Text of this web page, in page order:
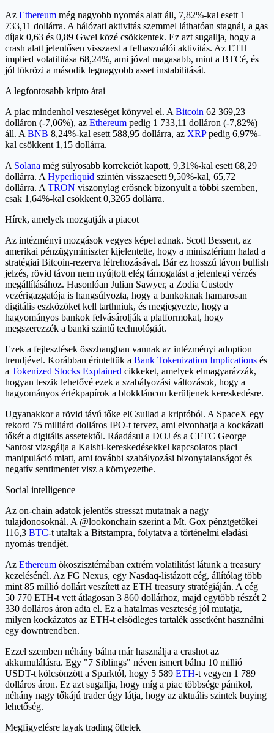
Az Ethereum még nagyobb nyomás alatt áll, 7,82%-kal esett 1
733,11 dollárra. A hálózati aktivitás szemmel láthatóan stagnál, a gas
díjak 0,63 és 0,89 Gwei közé csökkentek. Ez azt sugallja, hogy a
crash alatt jelentősen visszaest a felhasználói aktivitás. Az ETH
implied volatilitása 68,24%, ami jóval magasabb, mint a BTCé, és
jól tükrözi a második legnagyobb asset instabilitását.
A legfontosabb kripto árai
A piac mindenhol veszteséget könyvel el. A Bitcoin 62 369,23
dolláron (-7,06%), az Ethereum pedig 1 733,11 dolláron (-7,82%)
áll. A BNB 8,24%-kal esett 588,95 dollárra, az XRPpedig 6,97%-
kal csökkent 1,15 dollárra.
A Solana még súlyosabb korrekciót kapott, 9,31%-kal esett 68,29
dollárra. A Hyperliquid szintén visszaesett 9,50%-kal, 65,72
dollárra. A TRON viszonylag erősnek bizonyult a többi szemben,
csak 1,64%-kal csökkent 0,3265 dollárra.
Hírek, amelyek mozgatják a piacot
Az intézményi mozgások vegyes képet adnak. Scott Bessent, az
amerikai pénzügyminiszter kijelentette, hogy a minisztérium halad a
stratégiai Bitcoin-rezerva létrehozásával. Bár ez hosszú távon bullish
jelzés, rövid távon nem nyújtott elég támogatást a jelenlegi vérzés
megállításához. Hasonlóan Julian Sawyer, a Zodia Custody
vezérigazgatója is hangsúlyozta, hogy a bankoknak hamarosan
digitális eszközöket kell tarthniuk, és megjegyezte, hogy a
hagyományos bankok felvásárolják a platformokat, hogy
megszerezzék a banki szintű technológiát.
Ezek a fejlesztések összhangban vannak az intézményi adoption
trendjével. Korábban érintettük a Bank Tokenization Implications és
a Tokenized Stocks Explained cikkeket, amelyek elmagyarázzák,
hogyan teszik lehetővé ezek a szabályozási változások, hogy a
hagyományos értékpapírok a blokkláncon kerüljenek kereskedésre.
Ugyanakkor a rövid távú tőke elCsullad a kriptóból. A SpaceX egy
rekord 75 milliárd dolláros IPO-t tervez, ami elvonhatja a kockázati
tőkét a digitális assetektől. Ráadásul a DOJ és a CFTC George
Santost vizsgálja a Kalshi-kereskedésekkel kapcsolatos piaci
manipuláció miatt, ami további szabályozási bizonytalanságot és
negatív sentimentet visz a környezetbe.
Social intelligence
Az on-chain adatok jelentős stresszt mutatnak a nagy
tulajdonosoknál. A @lookonchain szerint a Mt. Gox pénztgetőkei
116,3 BTC-t utaltak a Bitstampra, folytatva a történelmi eladási
nyomás trendjét.
Az Ethereum ökoszisztémában extrém volatilitást látunk a treasury
kezelésénél. Az FG Nexus, egy Nasdaq-listázott cég, állítólag több
mint 85 millió dollárt veszített az ETH treasury stratégiáján. A cég
50 770 ETH-t vett átlagosan 3 860 dollárhoz, majd egytöbb részét 2
330 dolláros áron adta el. Ez a hatalmas veszteség jól mutatja,
milyen kockázatos az ETH-t elsődleges tartalék assetként használni
egy downtrendben.
Ezzel szemben néhány bálna már használja a crashot az
akkumulálásra. Egy "7 Siblings" néven ismert bálna 10 millió
USDT-t kölcsönzött a Sparktól, hogy 5 589 ETH-t vegyen 1 789
dolláros áron. Ez azt sugallja, hogy míg a piac többsége pánikol,
néhány nagy tőkájú trader úgy látja, hogy az aktuális szintek buying
lehetőség.
Megfigyelésre layak trading ötletek